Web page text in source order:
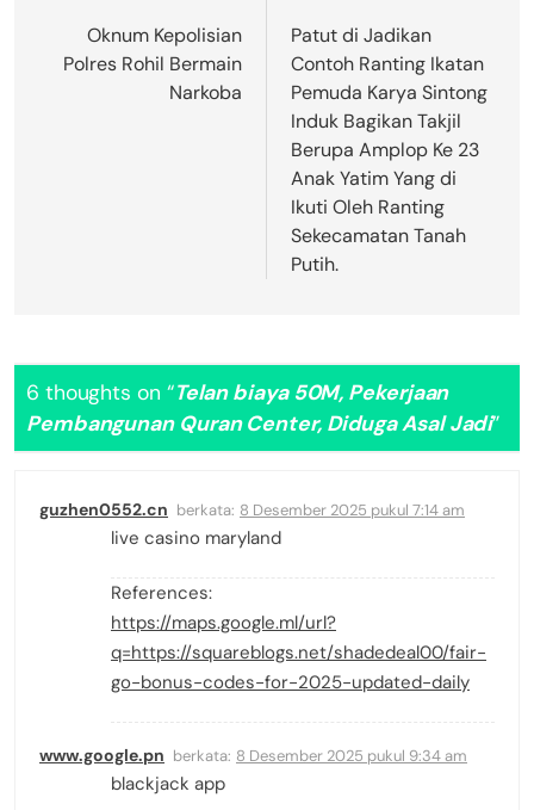
posOknum Kepolisian
Polres Rohil Bermain
Narkoba
Patut di Jadikan
Contoh Ranting Ikatan
Pemuda Karya Sintong
Induk Bagikan Takjil
Berupa Amplop Ke 23
Anak Yatim Yang di
Ikuti Oleh Ranting
Sekecamatan Tanah
Putih.
6 thoughts on “Telan biaya 50M, Pekerjaan
Pembangunan Quran Center, Diduga Asal Jadi”
guzhen0552.cn berkata: 8 Desember 2025 pukul 7:14 am
live casino maryland
References:
https://maps.google.ml/url?
q=https://squareblogs.net/shadedeal00/fair-
go-bonus-codes-for-2025-updated-daily
www.google.pn berkata: 8 Desember 2025 pukul 9:34 am
blackjack app